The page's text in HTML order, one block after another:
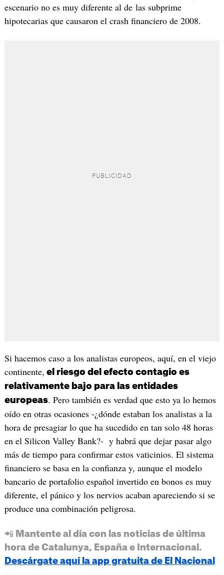
escenario no es muy diferente al de las subprime
hipotecarias que causaron el crash financiero de 2008.
Si hacemos caso a los analistas europeos, aquí, en el viejo
continente, el riesgo del efecto contagio es
relativamente bajo para las entidades
europeas. Pero también es verdad que esto ya lo hemos
oído en otras ocasiones -¿dónde estaban los analistas a la
hora de presagiar lo que ha sucedido en tan solo 48 horas
en el Silicon Valley Bank?- y habrá que dejar pasar algo
más de tiempo para confirmar estos vaticinios. El sistema
financiero se basa en la confianza y, aunque el modelo
bancario de portafolio español invertido en bonos es muy
diferente, el pánico y los nervios acaban apareciendo si se
produce una combinación peligrosa.
📲 Mantente al día con las noticias de última
hora de Catalunya, España e Internacional.
Descárgate aquí la app gratuita de El Nacional